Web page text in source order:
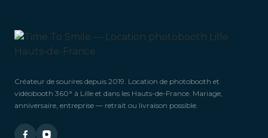
Créateur de sourires depuis 2019. Location de photobooth et
vidéobooth 360° à Lille et dans les Hauts-de-France. Mariage,
anniversaire, entreprise — retrait ou livraison possible.